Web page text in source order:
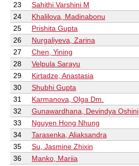
23
Sahithi Varshini M
24
Khalilova, Madinabonu
25
Prishita Gupta
26
Nurgaliyeva, Zarina
27
Chen, Yining
28
Velpula Sarayu
29
Kirtadze, Anastasia
30
Shubhi Gupta
31
Karmanova, Olga Dm.
32
Gunawardhana, Devindya Oshini
33
Nguyen Hong Nhung
34
Tarasenka, Aliaksandra
35
Su, Jasmine Zhixin
36
Manko, Mariia